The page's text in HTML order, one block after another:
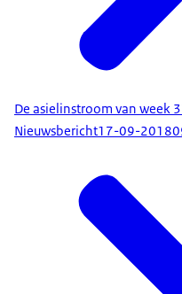
De asielinstroom van week
Nieuwsbericht17-09-2018